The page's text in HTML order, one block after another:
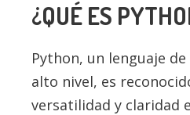
¿QUÉ ES
Python, un lenguaje
alto nivel, es
versatilidad y claridad